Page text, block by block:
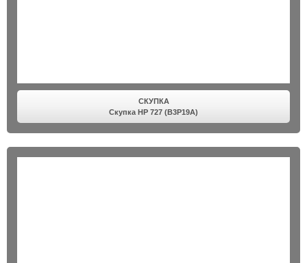
СКУПКА
Скупка HP 727 (B3P19A)